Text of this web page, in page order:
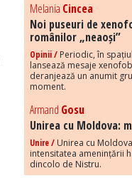
Melania Cincea
Noi puseuri de
românilor „neaoși”
Opinii / Periodic, în
lansează mesaje
deranjează un anumit
moment.
Armand Gosu
Unirea cu Moldova:
Unire / Unirea cu
intensitatea amenințării
dincolo de Nistru.